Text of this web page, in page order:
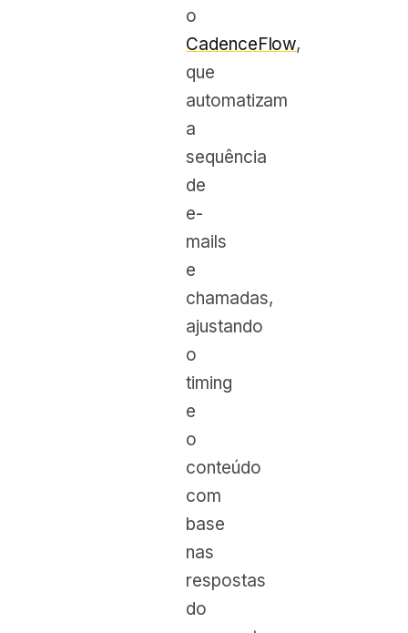
o
CadenceFlow,
que
automatizam
a
sequência
de
e-
mails
e
chamadas,
ajustando
o
timing
e
o
conteúdo
com
base
nas
respostas
do